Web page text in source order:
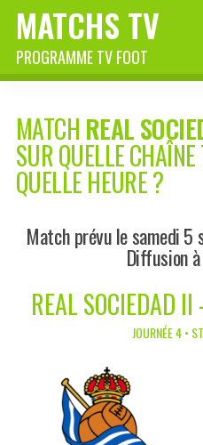
MATCHS TV
PROGRAMME TV FOOT
MATCH REAL
SUR QUELLE
QUELLE HEURE ?
Match prévu le samedi
Diffusion
REAL SOCIEDAD
JOURNÉE 4 •